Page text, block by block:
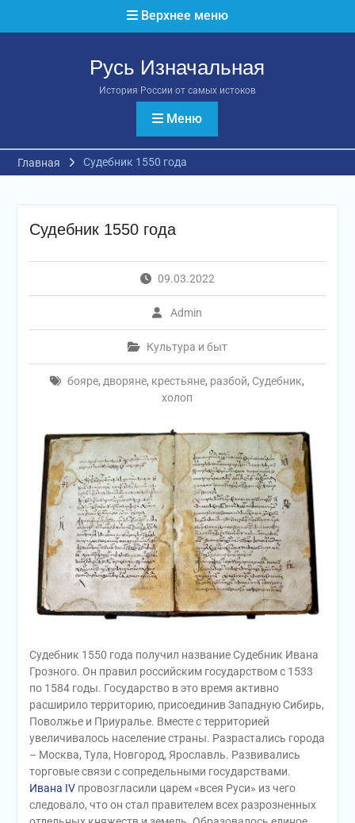
Верхнее меню
Русь Изначальная
История России от самых истоков
Меню
Главная Судебник 1550 года
Судебник 1550 года
09.03.2022
Admin
Культура и быт
бояре, дворяне, крестьяне, разбой, Судебник,
холоп
Судебник 1550 года получил название Судебник Ивана
Грозного. Он правил российским государством с 1533
по 1584 годы. Государство в это время активно
расширило территорию, присоединив Западную Сибирь,
Поволжье и Приуралье. Вместе с территорией
увеличивалось население страны. Разрастались города
– Москва, Тула, Новгород, Ярославль. Развивались
торговые связи с сопредельными государствами.
Ивана IVпровозгласили царем «всея Руси» из чего
следовало, что он стал правителем всех разрозненных